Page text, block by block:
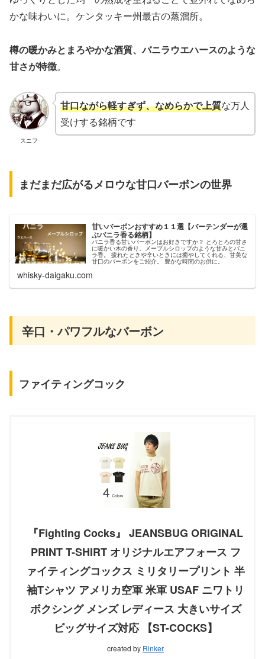
かな味わいに。ケンタッキー州最古の蒸溜所。
樽の暖かみとまろやかな酒質、バニラウエハースのような
甘さが特徴。
スニフ
甘口ながら軽すぎず、なめらかで上質な万人
受けする銘柄です
まだまだ広がるメロウな甘口バーボンの世界
甘いバーボンおすすめ１１選【バーテンダーが選
ぶバニラ香る銘柄】
バニラ香る甘いバーボンはお好きですか？ とろとろの甘さ
に暖かい木の香り。メープルシロップのような甘みとバニ
ラ香。 疲れたときや辛いときには癒やしてくれる、甘美な
甘口のバーボンをご紹介。 豊かな時間のお供に。
whisky-daigaku.com
辛口・パワフルなバーボン
ファイティングコック
『Fighting Cocks』 JEANSBUG ORIGINAL
PRINT T-SHIRT オリジナルエアフォース フ
ァイティングコックス ミリタリープリント 半
袖Tシャツ アメリカ空軍 米軍 USAF ニワトリ
ボクシング メンズ レディース 大きいサイズ
ビッグサイズ対応 【ST-COCKS】
created by Rinker